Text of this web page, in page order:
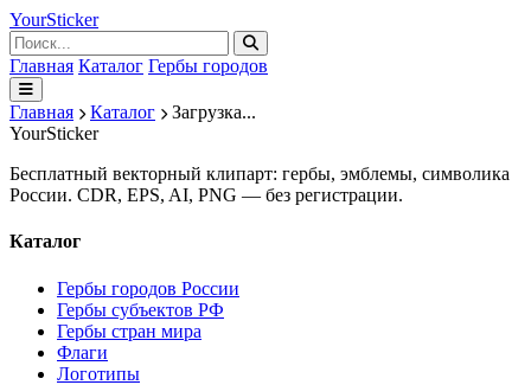
YourSticker
Главная Каталог Гербы городов
Главная Каталог
Загрузка...
YourSticker
Бесплатный векторный клипарт: гербы, эмблемы, символика
России. CDR, EPS, AI, PNG — без регистрации.
Каталог
Гербы городов России
Гербы субъектов РФ
Гербы стран мира
Флаги
Логотипы